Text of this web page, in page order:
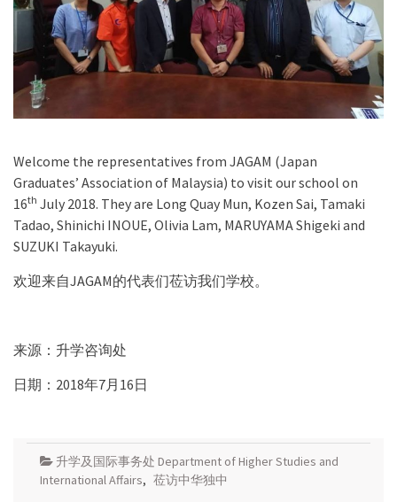
Welcome the representatives from JAGAM (Japan
Graduates’ Association of Malaysia) to visit our school on
16th July 2018. They are Long Quay Mun, Kozen Sai, Tamaki
Tadao, Shinichi INOUE, Olivia Lam, MARUYAMA Shigeki and
SUZUKI Takayuki.
欢迎来自JAGAM的代表们莅访我们学校。
来源：升学咨询处
日期：2018年7月16日
升学及国际事务处 Department of Higher Studies and
International Affairs, 莅访中华独中